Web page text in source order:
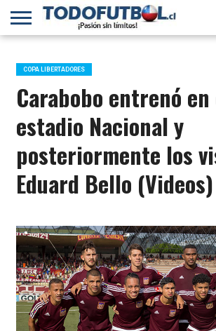
PRIMERA
B
SELECCIÓN
CHILENA
CHILENOS
EN EL
MUNDO
FÚTBOL
INTERNACIONAL
COPA LIBERTADORES
Carabobo entrenó
estadio Nacional y
posteriormente los
Eduard Bello (Videos)